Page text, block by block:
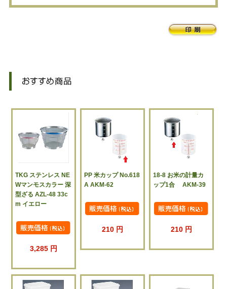
TKG ステンレス NE
Wマンモスカラー 深
型ざる AZL-48 33c
m イエロー
3,285 円
PP 米カップ No.618
A AKM-62
210 円
18-8 お米の計量カ
ップ1合 AKM-39
210 円